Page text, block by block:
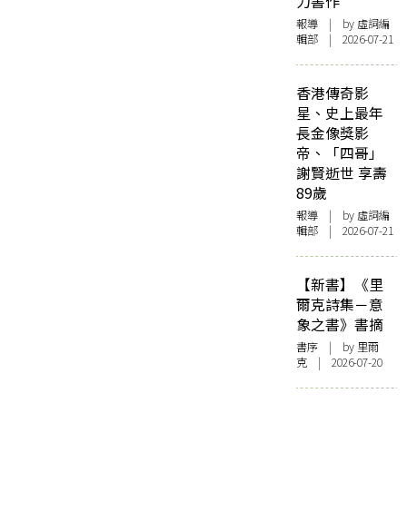
報導 | by 虛詞編
輯部 | 2026-07-21
香港傳奇影
星、史上最年
長金像獎影
帝、「四哥」
謝賢逝世 享壽
89歲
報導 | by 虛詞編
輯部 | 2026-07-21
【新書】《里
爾克詩集－意
象之書》書摘
書序 | by 里爾
克 | 2026-07-20